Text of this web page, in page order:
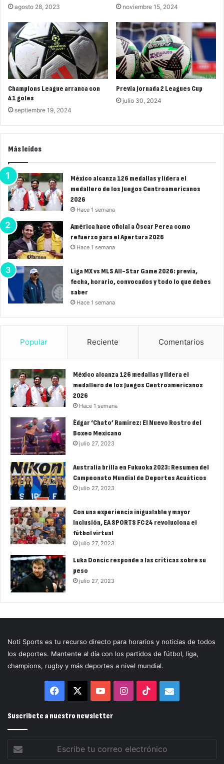
agosto 28, 2023 noviembre 15, 2024
Champions League arranca con
41 goles
septiembre 19, 2024
Previa Jornada 2 Leagues Cup
julio 30, 2024
Más leídos
México alcanza 126 medallas y lidera el
medallero de los Juegos Centroamericanos
2026
Hace 1 semana
América hace oficial a Óscar Perea como
refuerzo para el Apertura 2026
Hace 1 semana
Liga MX vs MLS All-Star Game 2026: previa,
fecha, horario, convocados y todo lo que debes
saber
Hace 1 semana
Popular Reciente Comentarios
México alcanza 126 medallas y lidera el
medallero de los Juegos Centroamericanos
2026
Hace 1 semana
Édgar ‘Chato’ Ramírez: El Nuevo Rostro del
Boxeo Mexicano
julio 27, 2023
Australia brilla en Fukuoka 2023: Resumen del
Campeonato Mundial de Deportes Acuáticos
julio 27, 2023
Con una experiencia inigualable y mayor
inclusión, EA SPORTS FC 24 revoluciona el
fútbol virtual
julio 27, 2023
Luka Doncic responde a las críticas sobre su
peso
julio 27, 2023
Noti Sports es tu recurso directo para horarios y noticias de todos
los deportes. Mantente al día con los partidos de fútbol, liga,
champions, rugby y más deportes a nivel mundial.
Facebook YouTubeInstagram
TikTokCorreo
Suscríbete a nuestro newsletter